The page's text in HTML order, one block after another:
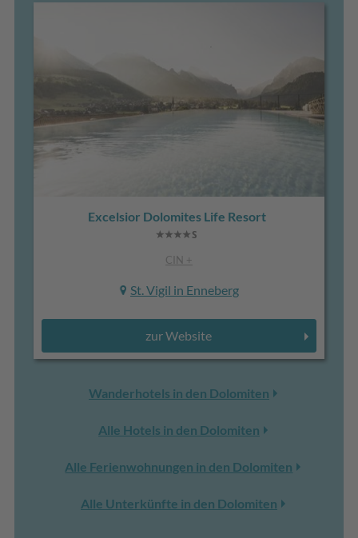
Excelsior Dolomites Life Resort
CIN +
St. Vigil in Enneberg
zur Website
Wanderhotels in den Dolomiten
Alle Hotels in den Dolomiten
Alle Ferienwohnungen in den Dolomiten
Alle Unterkünfte in den Dolomiten